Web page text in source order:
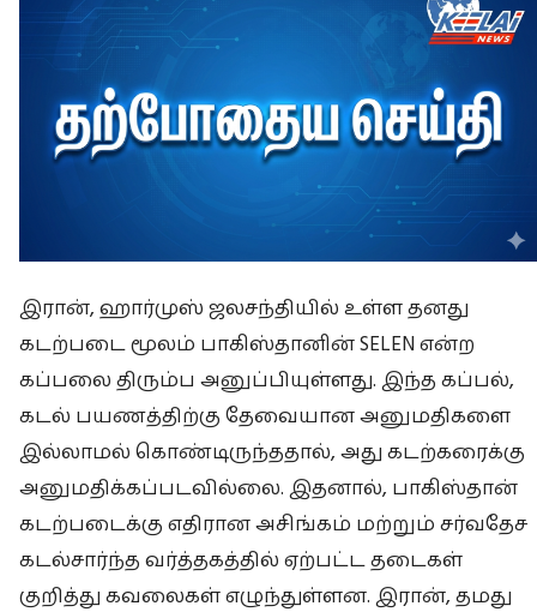
இரான், ஹார்முஸ் ஜலசந்தியில் உள்ள தனது
கடற்படை மூலம் பாகிஸ்தானின் SELEN என்ற
கப்பலை திரும்ப அனுப்பியுள்ளது. இந்த கப்பல்,
கடல் பயணத்திற்கு தேவையான அனுமதிகளை
இல்லாமல் கொண்டிருந்ததால், அது கடற்கரைக்கு
அனுமதிக்கப்படவில்லை. இதனால், பாகிஸ்தான்
கடற்படைக்கு எதிரான அசிங்கம் மற்றும் சர்வதேச
கடல்சார்ந்த வர்த்தகத்தில் ஏற்பட்ட தடைகள்
குறித்து கவலைகள் எழுந்துள்ளன. இரான், தமது